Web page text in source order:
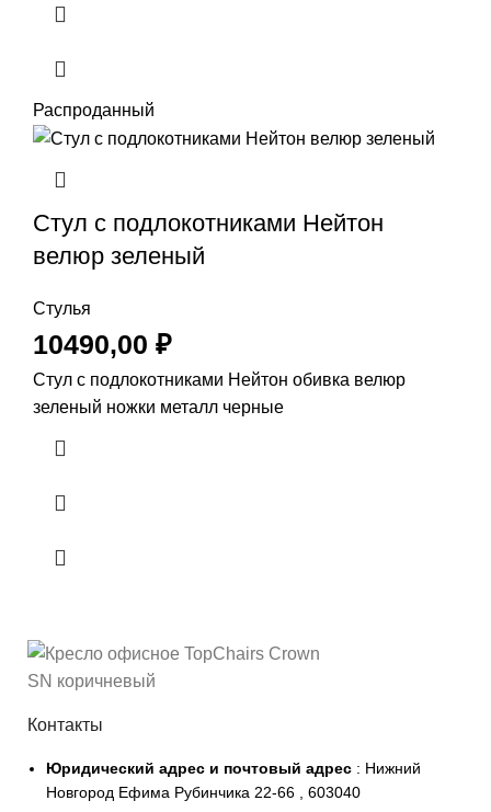
Распроданный
Стул с подлокотниками Нейтон
велюр зеленый
Стулья
10490,00 ₽
Стул с подлокотниками Нейтон обивка велюр
зеленый ножки металл черные
Контакты
Юридический адрес и почтовый адрес : Нижний
Новгород Ефима Рубинчика 22-66 , 603040